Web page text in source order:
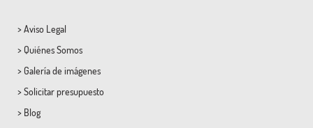
> Aviso Legal
> Quiénes Somos
> Galería de imágenes
> Solicitar presupuesto
> Blog